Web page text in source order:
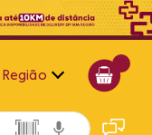
Alagoas